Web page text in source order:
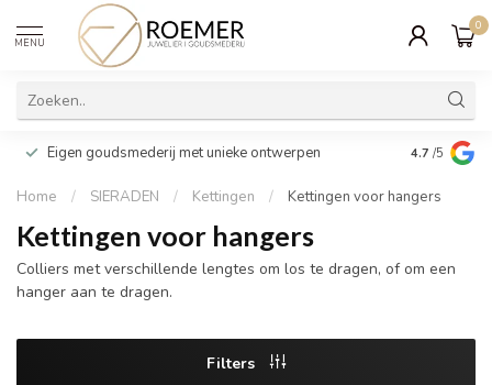
MENU
0
Eigen goudsmederij met unieke ontwerpen Wij
cadeau
4.7 /5
Home / SIERADEN / Kettingen / Kettingen voor hangers
Kettingen voor hangers
Colliers met verschillende lengtes om los te dragen, of om een
hanger aan te dragen.
Filters